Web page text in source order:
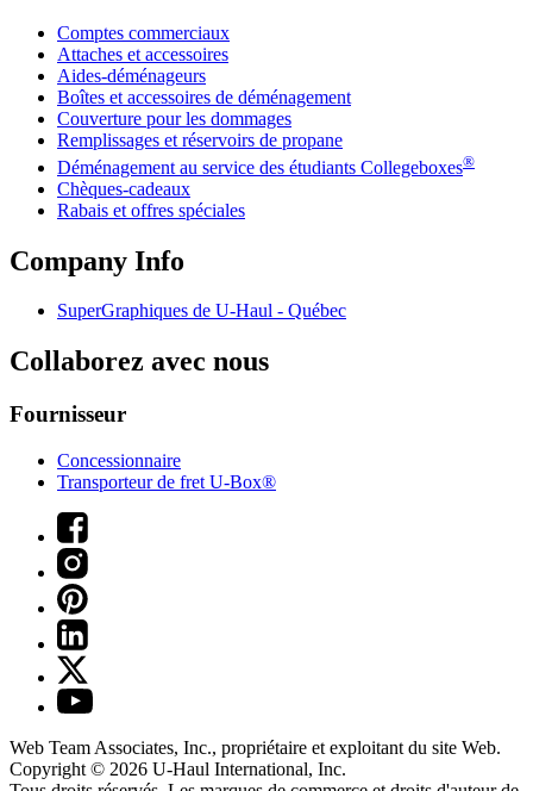
Comptes commerciaux
Attaches et accessoires
Aides-déménageurs
Boîtes et accessoires de déménagement
Couverture pour les dommages
Remplissages et réservoirs de propane
Déménagement au service des étudiants Collegeboxes®
Chèques-cadeaux
Rabais et offres spéciales
Company Info
SuperGraphiques de U-Haul - Québec
Collaborez avec nous
Fournisseur
Concessionnaire
Transporteur de fret U-Box®
Web Team Associates, Inc., propriétaire et exploitant du site Web.
Copyright © 2026 U-Haul International, Inc.